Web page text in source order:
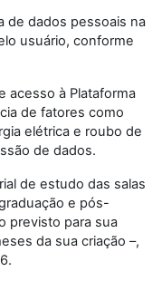
de dados pessoais na
usuário, conforme
acesso à Plataforma
de fatores como
elétrica e roubo de
de dados.
de estudo das salas
e pós-
previsto para sua
da sua criação –,